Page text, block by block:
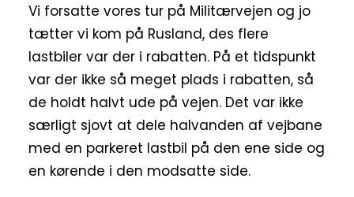
Vi forsatte vores tur på Militærvejen og jo
tætter vi kom på Rusland, des flere
lastbiler var der i rabatten. På et tidspunkt
var der ikke så meget plads i rabatten, så
de holdt halvt ude på vejen. Det var ikke
særligt sjovt at dele halvanden af vejbane
med en parkeret lastbil på den ene side og
en kørende i den modsatte side.